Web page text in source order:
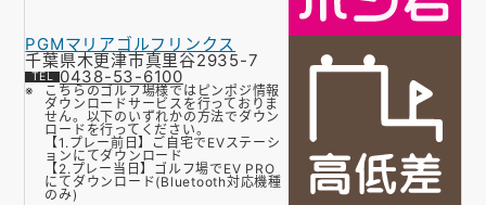
PGMマリアゴルフリンクス
千葉県木更津市真里谷2935-7
0438-53-6100
こちらのゴルフ場様ではピンポジ情報
ダウンロードサービスを行っておりま
せん。以下のいずれかの方法でダウン
ロードを行ってください。
【1.プレー前日】ご自宅でEVステーシ
ョンにてダウンロード
【2.プレー当日】ゴルフ場でEV PRO
にてダウンロード(Bluetooth対応機種
のみ)